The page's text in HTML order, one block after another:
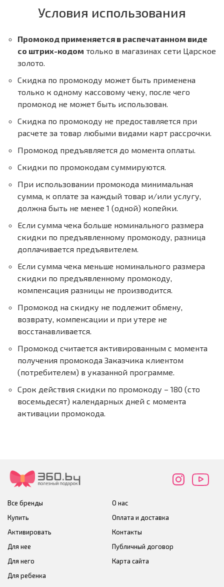
Условия использования
Промокод применяется в распечатанном виде
со штрих-кодом только в магазинах сети Царское
золото.
Скидка по промокоду может быть применена
только к одному кассовому чеку, после чего
промокод не может быть использован.
Скидка по промокоду не предоставляется при
расчете за товар любыми видами карт рассрочки.
Промокод предъявляется до момента оплаты.
Скидки по промокодам суммируются.
При использовании промокода минимальная
сумма, к оплате за каждый товар и/или услугу,
должна быть не менее 1 (одной) копейки.
Если сумма чека больше номинального размера
скидки по предъявленному промокоду, разница
доплачивается предъявителем.
Если сумма чека меньше номинального размера
скидки по предъявленному промокоду,
компенсация разницы не производится.
Промокод на скидку не подлежит обмену,
возврату, компенсации и при утере не
восстанавливается.
Промокод считается активированным с момента
получения промокода Заказчика клиентом
(потребителем) в указанной программе.
Срок действия скидки по промокоду – 180 (сто
восемьдесят) календарных дней с момента
активации промокода.
Все бренды
Купить
Активировать
Для нее
Для него
Для ребенка
О нас
Оплата и доставка
Контакты
Публичный договор
Карта сайта